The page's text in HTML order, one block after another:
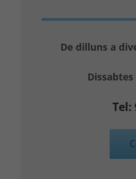
De dilluns a
Dissabtes
Tel: